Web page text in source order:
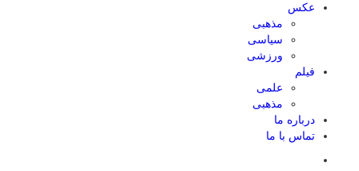
عکس
مذهبی
سیاسی
ورزشی
فیلم
علمی
مذهبی
درباره ما
تماس با ما